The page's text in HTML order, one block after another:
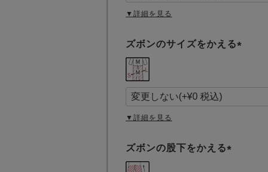
▼詳細を見る
ズボンのサイズをかえる
須
)
▼詳細を見る
ズボンの股下をかえる